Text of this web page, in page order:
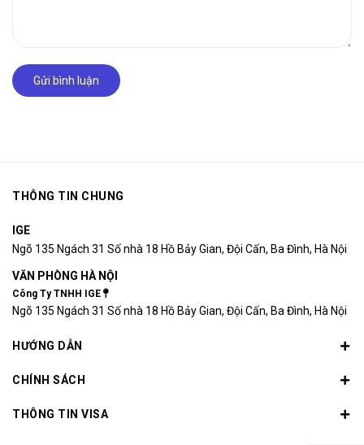
Gửi bình luận
THÔNG TIN CHUNG
IGE
Ngõ 135 Ngách 31 Số nhà 18 Hồ Bảy Gian, Đội Cấn, Ba Đình, Hà Nội
VĂN PHÒNG HÀ NỘI
Công Ty TNHH IGE
Ngõ 135 Ngách 31 Số nhà 18 Hồ Bảy Gian, Đội Cấn, Ba Đình, Hà Nội
HƯỚNG DẪN
CHÍNH SÁCH
THÔNG TIN VISA